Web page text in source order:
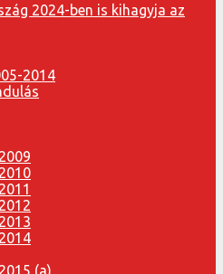
2024-ben is kihagyja az
2014
(a)